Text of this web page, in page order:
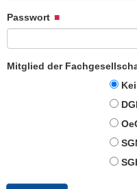
Passwort
Mitglied der